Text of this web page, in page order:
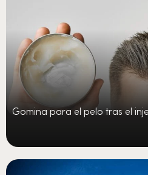
Gomina para el pelo tras el